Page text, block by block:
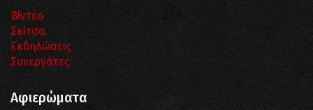
Βίντεο
Σκίτσα
Εκδηλώσεις
Συνεργάτες
Αφιερώματα